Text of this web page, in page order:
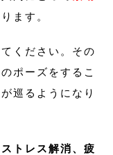
ます。
ください。その
ポーズをするこ
巡るようになり
トレス解消、疲